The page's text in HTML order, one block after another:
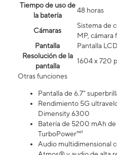
Tiempo de uso de
la batería
48 horas
Cámaras
Sistema de
MP, cámara
Pantalla
Pantalla
Resolución de la
pantalla
1604 x 720
Otras funciones
Pantalla de 6.7"
Rendimiento 5G
Dimensity 6300
Batería de 5200 mAh de
TurboPower™⁷
Audio multidimensional